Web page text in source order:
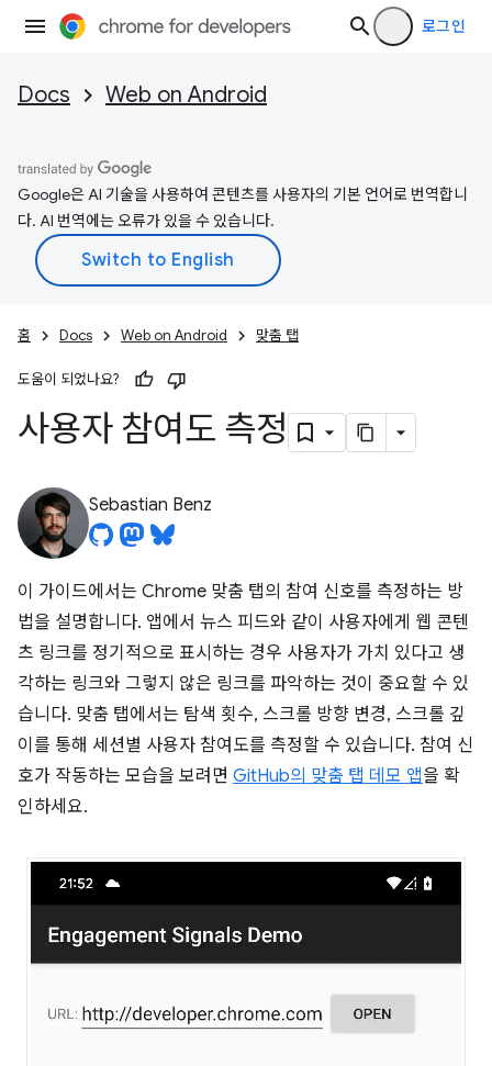
로그인
Docs Web on Android
Google은 AI 기술을 사용하여 콘텐츠를 사용자의 기본 언어로 번역합니
다. AI 번역에는 오류가 있을 수 있습니다.
홈 Docs Web on Android 맞춤 탭
도움이 되었나요?
사용자 참여도 측정
Sebastian Benz
이 가이드에서는 Chrome 맞춤 탭의 참여 신호를 측정하는 방
법을 설명합니다. 앱에서 뉴스 피드와 같이 사용자에게 웹 콘텐
츠 링크를 정기적으로 표시하는 경우 사용자가 가치 있다고 생
각하는 링크와 그렇지 않은 링크를 파악하는 것이 중요할 수 있
습니다. 맞춤 탭에서는 탐색 횟수, 스크롤 방향 변경, 스크롤 깊
이를 통해 세션별 사용자 참여도를 측정할 수 있습니다. 참여 신
호가 작동하는 모습을 보려면 GitHub의 맞춤 탭 데모 앱을 확
인하세요.